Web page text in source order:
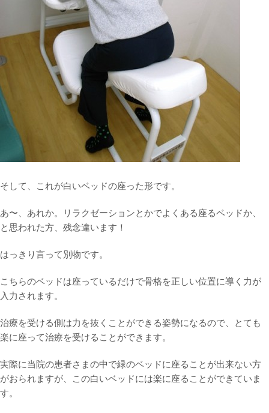
そして、これが白いベッドの座った形です。
あ〜、あれか。リラクゼーションとかでよくある座るベッドか、
と思われた方、残念違います！
はっきり言って別物です。
こちらのベッドは座っているだけで骨格を正しい位置に導く力が
入力されます。
治療を受ける側は力を抜くことができる姿勢になるので、とても
楽に座って治療を受けることができます。
実際に当院の患者さまの中で緑のベッドに座ることが出来ない方
がおられますが、この白いベッドには楽に座ることができていま
す。